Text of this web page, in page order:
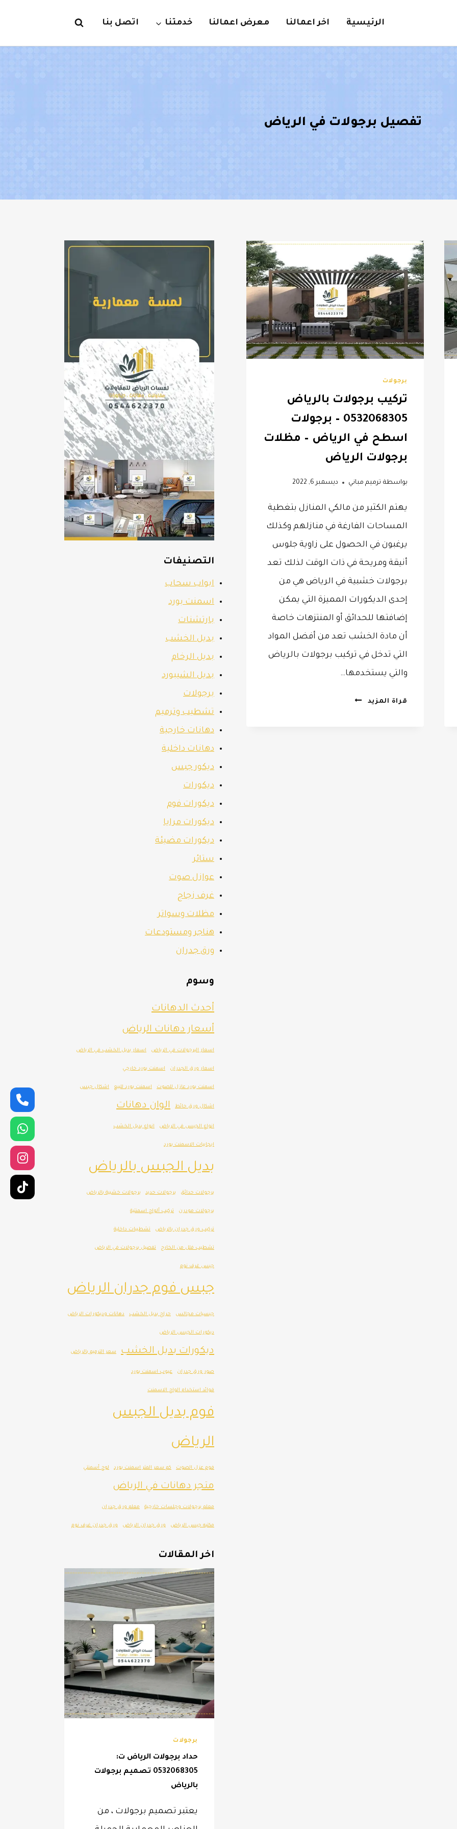
الرئيسية اخر اعمالنا معرض اعمالنا خدمتنا اتصل بنا
تفصيل برجولات في الرياض
برجولات
تركيب برجولات بالرياض
0532068305 – برجولات
اسطح في الرياض – مظلات
برجولات الرياض
بواسطة ترميم مباني ديسمبر 6, 2022
يهتم الكثير من مالكي المنازل بتغطية
المساحات الفارغة في منازلهم وكذلك
يرغبون في الحصول على زاوية جلوس
أنيقة ومريحة في ذات الوقت لذلك تعد
برجولات خشبية في الرياض هي من
إحدى الديكورات المميزة التي يمكن
إضافتها للحدائق أو المنتزهات خاصة
أن مادة الخشب تعد من أفضل المواد
التي تدخل في تركيب برجولات بالرياض
والتي يستخدمها…
قراة المزيد
تركيب
التصنيفات
ابواب سحاب
اسمنت بورد
بارتشنات
بديل الخشب
بديل الرخام
بديل الشيبورد
برجولات
تشطيب وترميم
دهانات خارجية
دهانات داخلية
ديكور جبس
ديكورات
ديكورات فوم
ديكورات مرايا
ديكورات مضيئة
ستائر
عوازل صوت
غرف زجاج
مظلات وسواتر
هناجر ومستودعات
ورق جدران
وسوم
أحدث الدهانات
أسعار دهانات الرياض
اسعار البرجولات في الرياض اسعار بديل الخشب في الرياض
اسعار ورق الجدران اسمنت بورد خارجي
اسمنت بورد عازل للصوت اسمنت بورد للبيع اشكال جبس
اشكال ورق حائط الوان دهانات
انواع الجبس في الرياض انواع بديل الخشب
ايجابيات الاسمنت بورد
بديل الجبس بالرياض
برجولات حدائق برجولات حديد برجولات خشبية بالرياض
برجولات مودرن تركيب ألواح اسمنتية
تركيب ورق جدران بالرياض تشطيبات داخلية
تشطيب فلل من الخارج تفصيل برجولات في الرياض
جبس غرف نوم
جبس فوم جدران الرياض
جبسيات مجالس حراج بديل الخشب دهانات وديكورات الرياض
ديكورات الجبس الرياض
ديكورات بديل الخشب سعر الترميم بالرياض
صور ورق جدران عيوب اسمنت بورد
فوائد استخدام الواح الاسمنت
فوم بديل الجبس
الرياض
فوم عزل الصوت كم سعر المتر اسمنت بورد لوح أسمنتي
متجر دهانات في الرياض
معلم برجولات وجلسات خارجية معلم ورق جدران
مكتبه جبس الرياض ورق جدران الرياض ورق جدران غرف نوم
اخر المقالات
برجولات
حداد برجولات الرياض ت:
0532068305 تصميم برجولات
بالرياض
يعتبر تصميم برجولات ، من